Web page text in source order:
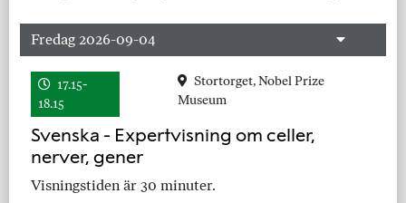
Fredag 2026-09-04
17.15-
18.15
Stortorget, Nobel Prize
Museum
Svenska - Expertvisning om celler,
nerver, gener
Visningstiden är 30 minuter.